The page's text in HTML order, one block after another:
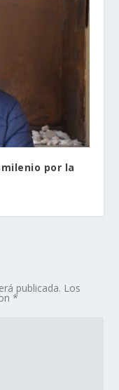
por la
publicada. Los
*